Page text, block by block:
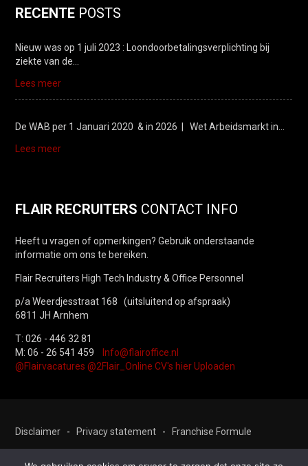
RECENTE POSTS
Nieuw was op 1 juli 2023 : Loondoorbetalingsverplichting bij
ziekte van de…
Lees meer
De WAB per 1 Januari 2020 & in 2026 | Wet Arbeidsmarkt in…
Lees meer
FLAIR RECRUITERS CONTACT INFO
Heeft u vragen of opmerkingen? Gebruik onderstaande
informatie om ons te bereiken.
Flair Recruiters High Tech Industry & Office Personnel
p/a Weerdjesstraat 168 (uitsluitend op afspraak)
6811 JH Arnhem
T: 026 - 446 32 81
M: 06 - 26 541 459
Info@flairoffice.nl
@Flairvacatures @2Flair_Online CV's hier Uploaden
Disclaimer - Privacy statement - Franchise Formule